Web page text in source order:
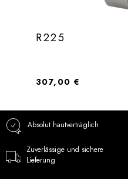
R225
Regulärer Preis:
307,00 €
Absolut hautverträglich
Zuverlässige und sichere
Lieferung